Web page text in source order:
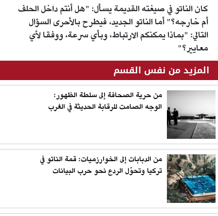
كان الناتو في صيغته القديمة يسأل: "هل أنتم داخل الحلف
أم خارجه؟" أما الناتو الجديد، فيطرح بالأحرى السؤال
التالي: "بماذا يمكنكم الارتباط، وبأي سرعة، ووفقا لأي
معايير؟"
المزيد من نفس القسم
من حرية الصحافة إلى سلطة الظهور:
الوجه الصامت للرقابة الحديثة في الغرب
من الدبابات إلى الخوارزميات: قمة الناتو في
تركيا وتحوّل الردع نحو حرب البيانات